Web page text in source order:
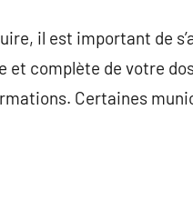
il est important de
complète de votre
Certaines